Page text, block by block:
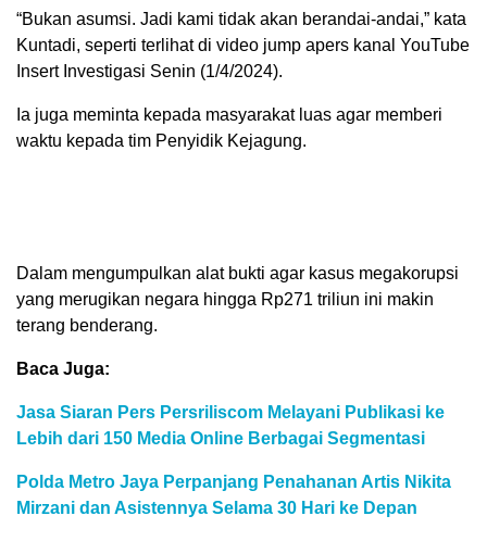
“Bukan asumsi. Jadi kami tidak akan berandai-andai,” kata
Kuntadi, seperti terlihat di video jump apers kanal YouTube
Insert Investigasi Senin (1/4/2024).
Ia juga meminta kepada masyarakat luas agar memberi
waktu kepada tim Penyidik Kejagung.
Dalam mengumpulkan alat bukti agar kasus megakorupsi
yang merugikan negara hingga Rp271 triliun ini makin
terang benderang.
Baca Juga:
Jasa Siaran Pers Persriliscom Melayani Publikasi ke
Lebih dari 150 Media Online Berbagai Segmentasi
Polda Metro Jaya Perpanjang Penahanan Artis Nikita
Mirzani dan Asistennya Selama 30 Hari ke Depan